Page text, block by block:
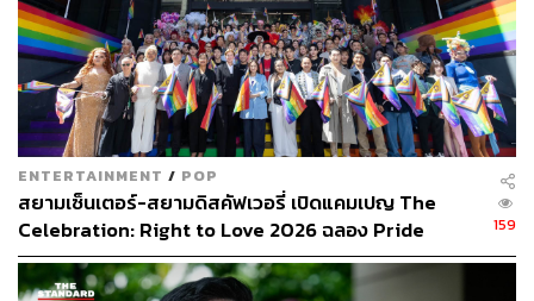
271
ABOUT THE AUTHOR
THE STANDARD TEAM
กองบรรณาธิการ THE STANDARD
ABOUT THE PHOTOGRAPHER
ฐานิส สุดโต
ENTERTAINMENT / POP
สยามเซ็นเตอร์-สยามดิสคัฟเวอรี่ เปิดแคมเปญ The
Celebration: Right to Love 2026 ฉลอง Pride
Month ใจกลางสยาม [PR News]
159